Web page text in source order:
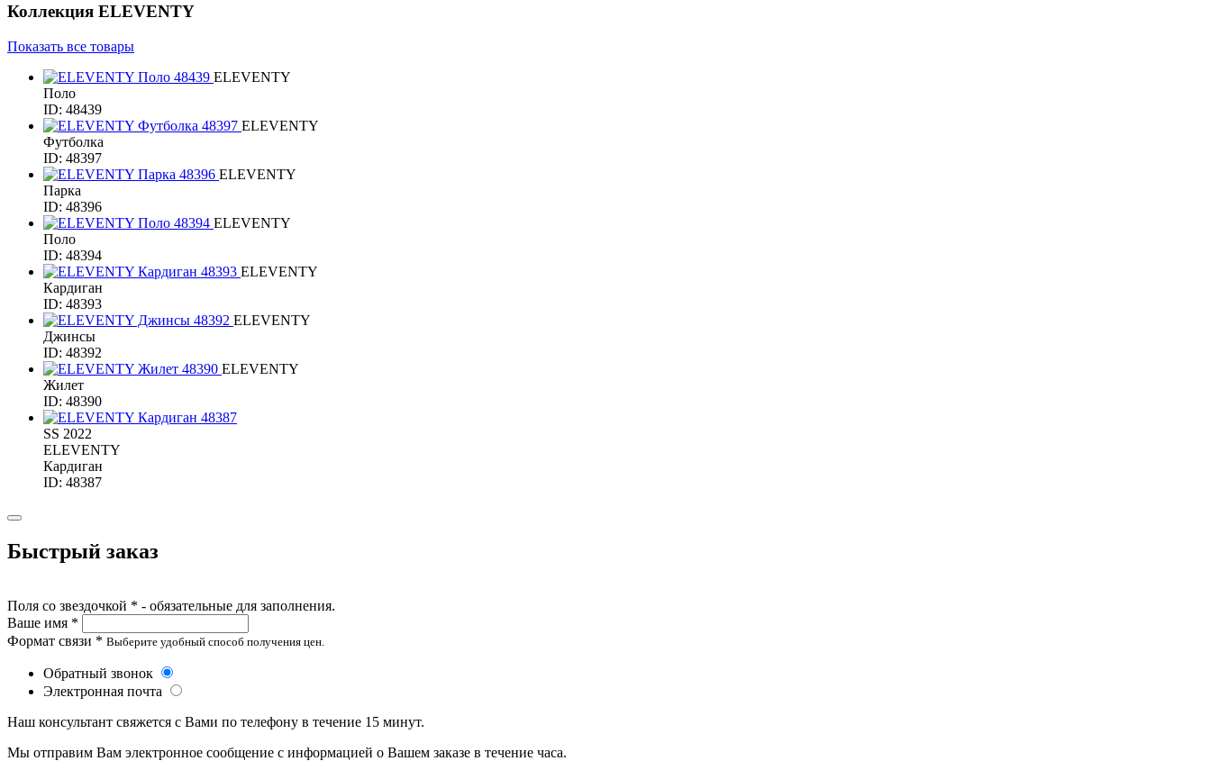
Коллекция ELEVENTY
Показать все товары
ELEVENTY
Поло
ID: 48439
ELEVENTY
Футболка
ID: 48397
ELEVENTY
Парка
ID: 48396
ELEVENTY
Поло
ID: 48394
ELEVENTY
Кардиган
ID: 48393
ELEVENTY
Джинсы
ID: 48392
ELEVENTY
Жилет
ID: 48390
SS 2022
ELEVENTY
Кардиган
ID: 48387
Быстрый заказ
Поля со звездочкой * - обязательные для заполнения.
Ваше имя *
Формат связи * Выберите удобный способ получения цен.
Обратный звонок
Электронная почта
Наш консультант свяжется с Вами по телефону в течение 15 минут.
Мы отправим Вам электронное сообщение с информацией о Вашем заказе в течение часа.